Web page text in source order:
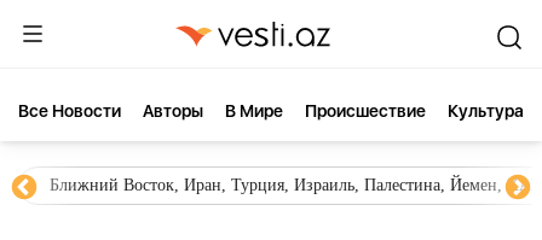
Все Новости Aвторы В Мире Происшествие Культура
Ближний Восток, Иран, Турция, Израиль, Палестина, Йемен,